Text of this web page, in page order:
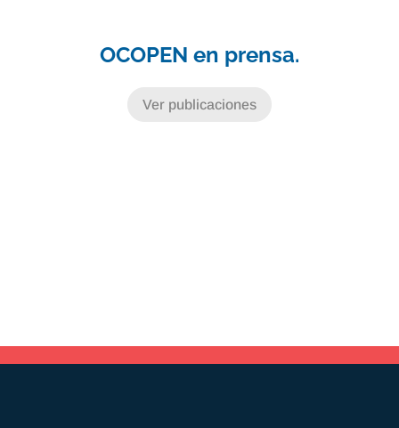
OCOPEN en prensa.
Ver publicaciones